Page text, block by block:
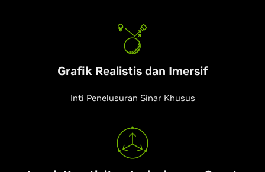
Grafik Realistis dan Imersif
Inti Penelusuran Sinar Khusus